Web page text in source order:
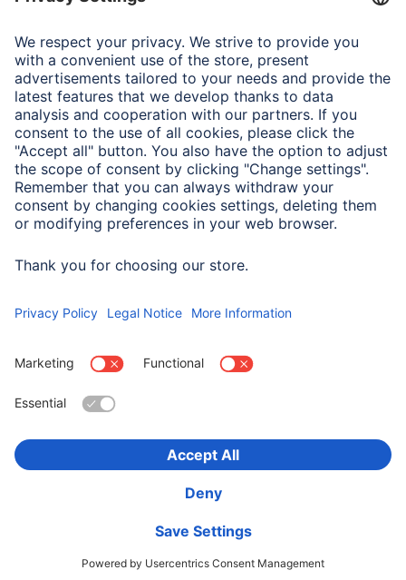
Zastosowanie
Przystosowany dla Smartphone
Smartfon
Samsung Galaxy A17/A17
5G
Wybierz kraj
Bezpieczeństwo i ochrona danych
Deklaracje zgodności
Deklaracja dostępności
Product Recalls